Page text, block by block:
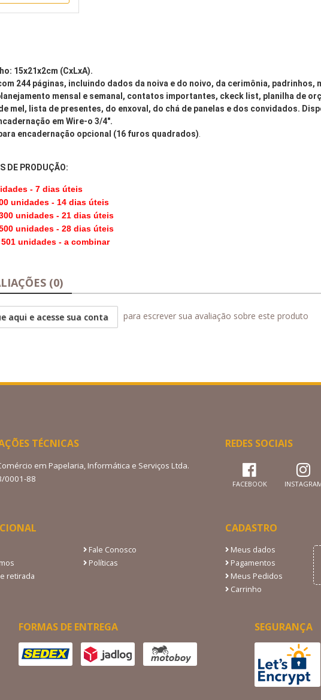
15x21x2cm (CxLxA).
244 páginas, incluindo dados da noiva e do noivo, da cerimônia, padrinhos,
mensal e semanal, contatos importantes, ckeck list, planilha de
mel, lista de presentes, do enxoval, do chá de panelas e dos convidados.
em Wire-o 3/4".
encadernação opcional (16 furos quadrados)
DE PRODUÇÃO:
- 7 dias úteis
unidades - 14 dias úteis
unidades - 21 dias úteis
unidades - 28 dias úteis
unidades - a combinar
(0)
aqui e acesse sua conta para escrever sua avaliação sobre este produto
TÉCNICAS
em Papelaria, Informática e Serviços Ltda.
0001-88
REDES SOCIAIS
FACEBOOK
Fale Conosco
Políticas
retirada
CADASTRO
Meus dados
Pagamentos
Meus Pedidos
Carrinho
FORMAS DE ENTREGA SEGURANÇA